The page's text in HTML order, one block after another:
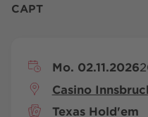
EVENTS
CAPT
Mo. 02.11.2026
Casino
Texas Hold'em